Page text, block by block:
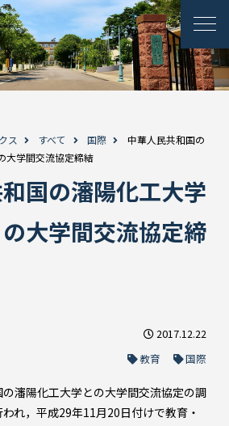
ス すべて 国際
中華人民共和国の
大学間交流協定締結
国の瀋陽化工大学
大学間交流協定締
2017.12.22
教育
国際
瀋陽化工大学との大学間交流協定の調
れ，平成29年11月20日付けで教育・